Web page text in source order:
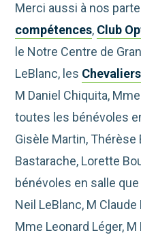
Merci aussi à nos
compétences, Club
le Notre Centre de
LeBlanc, les
M Daniel Chiquita,
toutes les bénévoles
Gisèle Martin, Thérèse
Bastarache, Lorette
bénévoles en salle
Neil LeBlanc, M
Mme Leonard Léger,